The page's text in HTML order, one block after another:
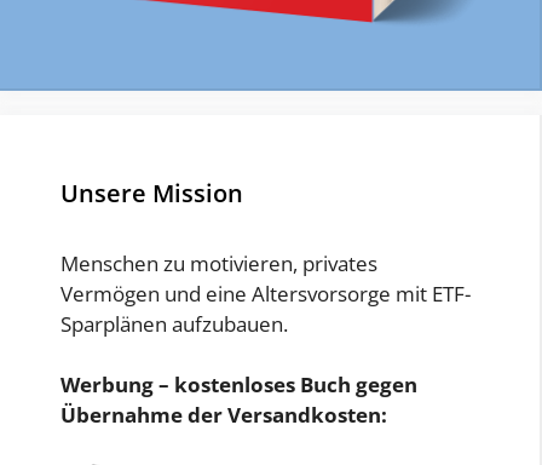
Unsere Mission
Menschen zu motivieren, privates
Vermögen und eine Altersvorsorge mit ETF-
Sparplänen aufzubauen.
Werbung – kostenloses Buch gegen
Übernahme der Versandkosten: